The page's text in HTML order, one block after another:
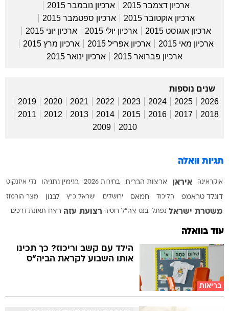
ארכיון דצמבר 2015
ארכיון נובמבר 2015
ארכיון אוקטובר 2015
ארכיון ספטמבר 2015
ארכיון אוגוסט 2015
ארכיון יולי 2015
ארכיון יוני 2015
ארכיון מאי 2015
ארכיון אפריל 2015
ארכיון מרץ 2015
ארכיון פברואר 2015
ארכיון ינואר 2015
שנים נוספות
2026
2025
2024
2023
2022
2021
2020
2019
2018
2017
2016
2015
2014
2013
2012
2011
2010
2009
תגיות וואלה
אוקראינה איראן ארצות הברית בחירות 2026 בנימין נתניהו גדי איזנקוט
דונלד טראמפ הליכוד חמאס ירושלים ישראל כ"ץ לבנון מצר הורמוז
משטרת ישראל נפתלי בנט צה"ל רוסיה רצועת עזה רצח תאונת דרכים
עוד בוואלה
בריאות
הילד עם קשב וריכוז? כך תכינו
אותו השבוע לקראת הביה"ס